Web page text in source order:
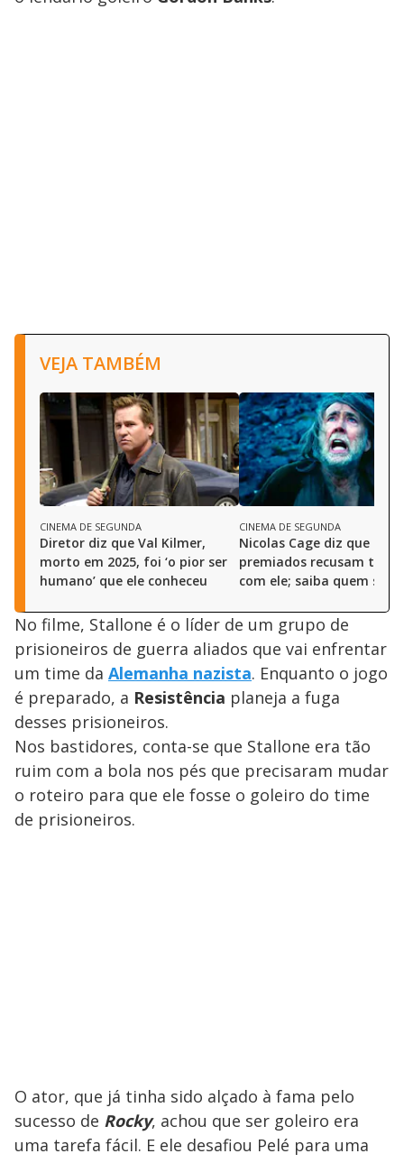
VEJA TAMBÉM
CINEMA DE SEGUNDA
Diretor diz que Val Kilmer,
morto em 2025, foi ‘o pior ser
humano’ que ele conheceu
CINEMA DE SEGUNDA
Nicolas Cage diz que
premiados recusam
com ele; saiba quem são
No filme, Stallone é o líder de um grupo de
prisioneiros de guerra aliados que vai enfrentar
um time da Alemanha nazista. Enquanto o jogo
é preparado, a Resistência planeja a fuga
desses prisioneiros.
Nos bastidores, conta-se que Stallone era tão
ruim com a bola nos pés que precisaram mudar
o roteiro para que ele fosse o goleiro do time
de prisioneiros.
O ator, que já tinha sido alçado à fama pelo
sucesso de Rocky, achou que ser goleiro era
uma tarefa fácil. E ele desafiou Pelé para uma